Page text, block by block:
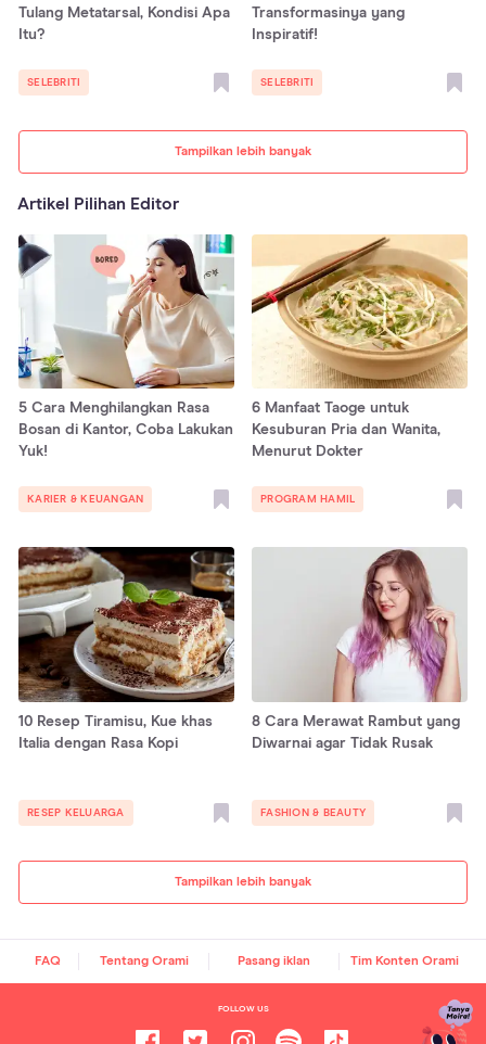
Tampilkan lebih banyak
Tulang Metatarsal, Kondisi Apa
Itu?
SELEBRITI
Transformasinya yang
Inspiratif!
SELEBRITI
Artikel Pilihan Editor
Tampilkan lebih banyak
5 Cara Menghilangkan Rasa
Bosan di Kantor, Coba Lakukan
Yuk!
KARIER & KEUANGAN
6 Manfaat Taoge untuk
Kesuburan Pria dan Wanita,
Menurut Dokter
PROGRAM HAMIL
10 Resep Tiramisu, Kue khas
Italia dengan Rasa Kopi
RESEP KELUARGA
8 Cara Merawat Rambut yang
Diwarnai agar Tidak Rusak
FASHION & BEAUTY
FAQ Tentang Orami Pasang iklan Tim Konten Orami
FOLLOW US